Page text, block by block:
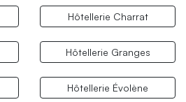
Hôtellerie Charrat
Hôtellerie Granges
Hôtellerie Évolène